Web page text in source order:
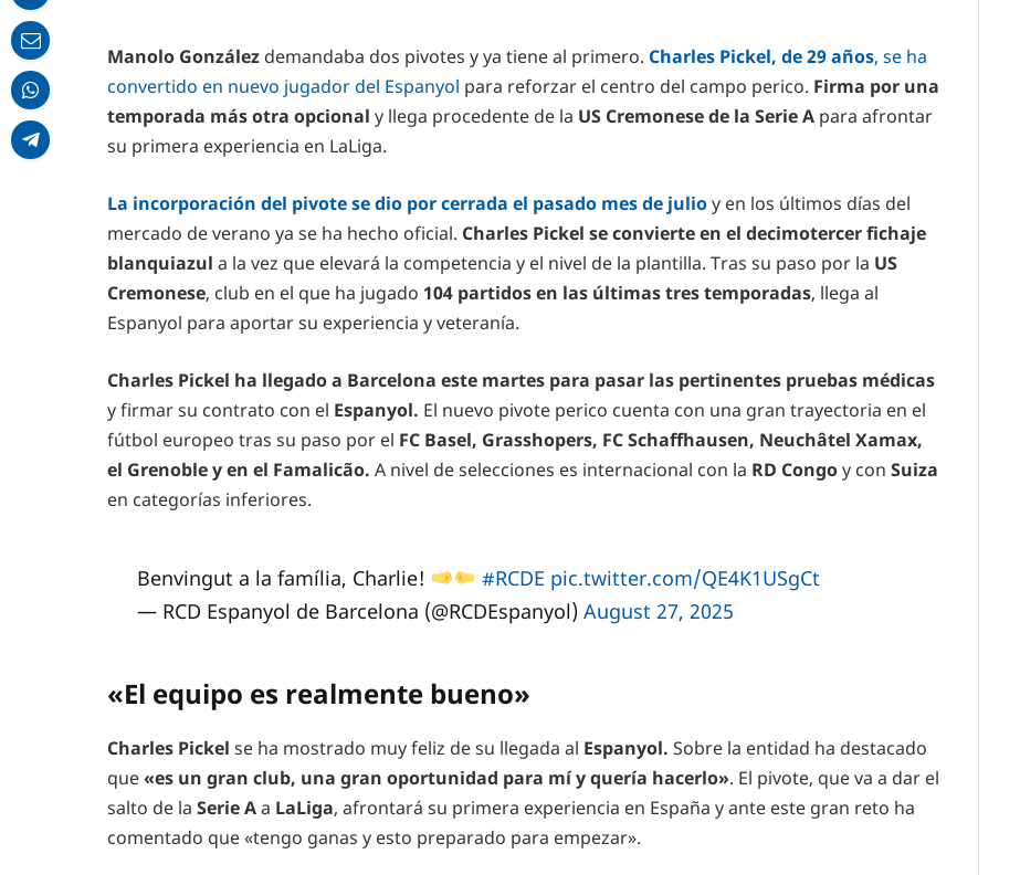
Manolo González demandaba dos pivotes y ya tiene al primero. Charles Pickel, de 29 años, se ha
convertido en nuevo jugador del Espanyol para reforzar el centro del campo perico. Firma por una
temporada más otra opcional y llega procedente de la US Cremonese de la Serie A para afrontar
su primera experiencia en LaLiga.
La incorporación del pivote se dio por cerrada el pasado mes de julioy en los últimos días del
mercado de verano ya se ha hecho oficial. Charles Pickel se convierte en el decimotercer fichaje
blanquiazul a la vez que elevará la competencia y el nivel de la plantilla. Tras su paso por la US
Cremonese, club en el que ha jugado 104 partidos en las últimas tres temporadas, llega al
Espanyol para aportar su experiencia y veteranía.
Charles Pickel ha llegado a Barcelona este martes para pasar las pertinentes pruebas médicas
y firmar su contrato con el Espanyol. El nuevo pivote perico cuenta con una gran trayectoria en el
fútbol europeo tras su paso por el FC Basel, Grasshopers, FC Schaffhausen, Neuchâtel Xamax,
el Grenoble y en el Famalicão. A nivel de selecciones es internacional con la RD Congoy con Suiza
en categorías inferiores.
Benvingut a la família, Charlie! #RCDE pic.twitter.com/QE4K1USgCt
— RCD Espanyol de Barcelona (@RCDEspanyol) August 27, 2025
«El equipo es realmente bueno»
Charles Pickel se ha mostrado muy feliz de su llegada al Espanyol. Sobre la entidad ha destacado
que«es un gran club, una gran oportunidad para mí y quería hacerlo». El pivote, que va a dar el
salto de la Serie Aa LaLiga, afrontará su primera experiencia en España y ante este gran reto ha
comentado que «tengo ganas y esto preparado para empezar».